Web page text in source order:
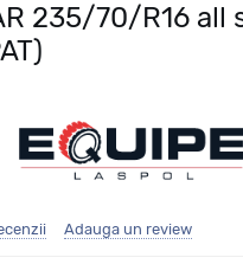
235/70/R16 all
Adauga un review